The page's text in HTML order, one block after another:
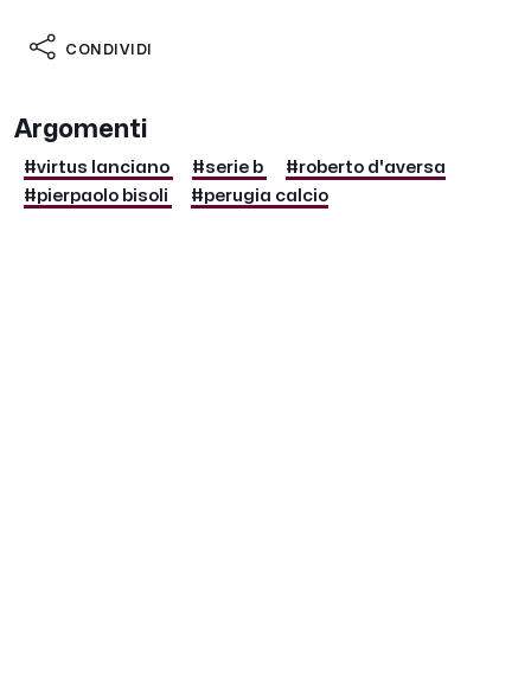
CONDIVIDI
Argomenti
#virtus lanciano #serie b
#roberto d'aversa
#pierpaolo bisoli
#perugia calcio